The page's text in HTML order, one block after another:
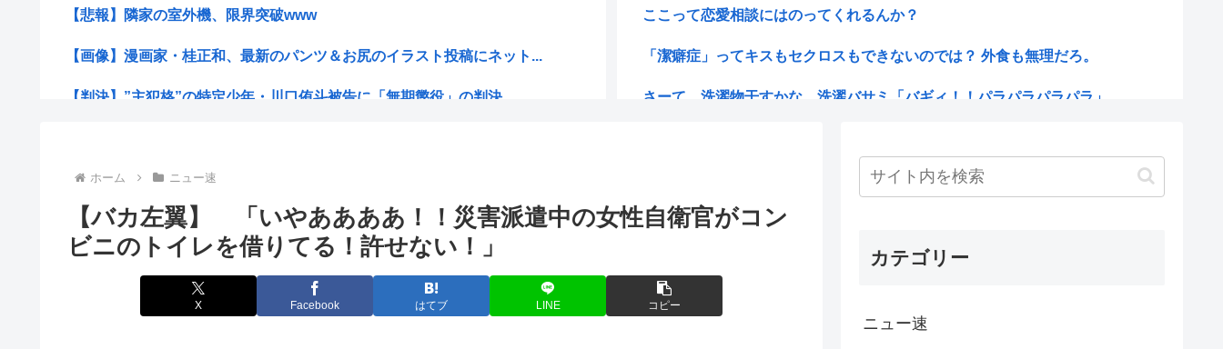
【悲報】隣家の室外機、限界突破www
【画像】漫画家・桂正和、最新のパンツ＆お尻のイラスト投稿にネット...
【判決】”主犯格”の特定少年・川口侑斗被告に「無期懲役」の判決 ...
あれ？日本軍て超悪くない？
みいちゃんと山田さん、全てが山田さんの考えた漫画の中の世界だった...
まん「レ●プされた」検事「ほんまか？」→疑った検事を裁判で訴える
【朗報】じゃあ逆に「男からも嫌われるヒロイン」って誰がいるんだｗ...
ここって恋愛相談にはのってくれるんか？
「潔癖症」ってキスもセクロスもできないのでは？ 外食も無理だろ。
さーて、洗濯物干すかな、洗濯バサミ「バギィ！！パラパラパラパラ」
近くでタバコ(iQOS)吸うやつがいて洗濯物が全部iQOS臭くな...
ごみ収集車「あ！燃えるゴミの中にペットボトルや段ボールや中華鍋や...
へずまりゅう、熊本で被災地支援中に発熱… 「緊急で病院に向かい点...
一昨日の水曜日のダウンタウン面白かった？？
ホーム ニュー速
【バカ左翼】 「いやああああ！！災害派遣中の女性自衛官がコン
ビニのトイレを借りてる！許せない！」
X Facebook はてブ LINE コピー
カテゴリー
ニュー速